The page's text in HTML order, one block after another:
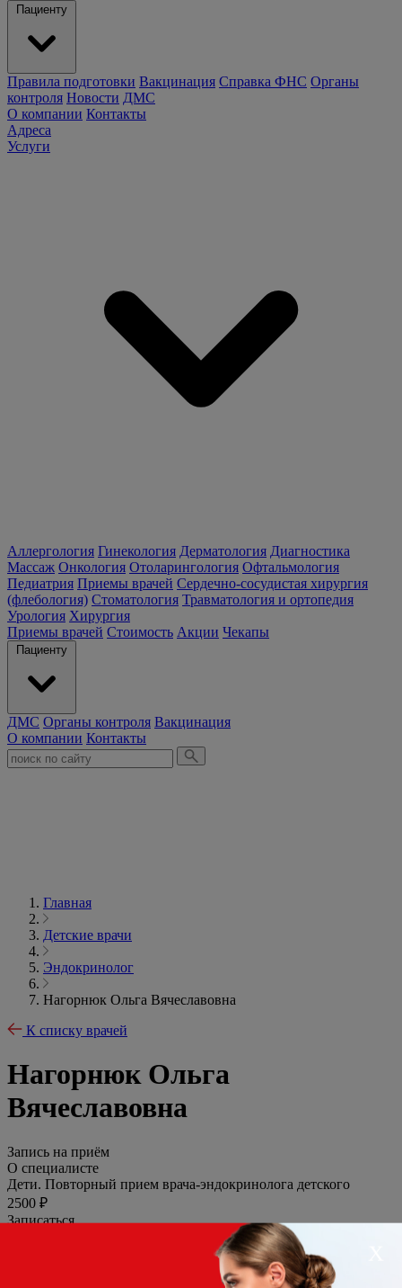
Пациенту
Правила подготовки Вакцинация Справка ФНС Органы
контроля Новости ДМС
О компании Контакты
Адреса
Услуги
Аллергология Гинекология Дерматология Диагностика
Массаж Онкология Отоларингология Офтальмология
Педиатрия Приемы врачей Сердечно-сосудистая хирургия
(флебология) Стоматология Травматология и ортопедия
Урология Хирургия
Приемы врачей Стоимость Акции Чекапы
Пациенту
ДМС Органы контроля Вакцинация
О компании Контакты
Главная
Детские врачи
Эндокринолог
Нагорнюк Ольга Вячеславовна
К списку врачей
Нагорнюк Ольга
Вячеславовна
Запись на приём
О специалисте
Дети. Повторный прием врача-эндокринолога детского
2500 ₽
Записаться